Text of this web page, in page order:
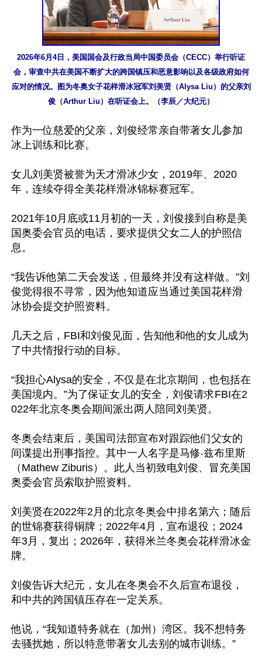
2026年6月4日，美国国会及行政当局中国委员会（CECC）举行听证
会，审查中共在美国不断扩大的跨国镇压和恶意影响以及各级政府如何
应对的情况。图为冬奥女子花样滑冰冠军刘美贤（Alysa Liu）的父亲刘
俊（Arthur Liu）在听证会上。（李辰／大纪元）
作为一位慈爱的父亲，刘俊经常亲自带著女儿参加
冰上训练和比赛。
女儿刘美贤被誉为天才滑冰少女，2019年、2020
年，连续夺得全美花样滑冰锦标赛冠军。
2021年10月底或11月初的一天，刘俊接到自称是美
国奥委会官员的电话，要求提供父女二人的护照信
息。
“我告诉他第二天会发送，但最终并没有这样做。”刘
俊觉得很不寻常，因为他知道应当通过美国花样滑
冰协会提交护照资料。
几天之后，FBI和刘俊见面，告知他和他的女儿成为
了中共情报行动的目标。
“我担心Alysa的安全，不仅是在北京期间，也包括在
美国境内。”为了保证女儿的安全，刘俊请求FBI在2
022年北京冬奥会期间派出两人陪同刘美贤。
冬奥会结束后，美国司法部宣布对跟踪他们父女的
间谍提出刑事指控。其中一人名字是马修‧兹布里斯
（Mathew Ziburis）。此人当初致电刘俊、冒充美国
奥委会官员索取护照资料。
刘美贤在2022年2月的北京冬奥会中排名第六；随后
的世锦赛获得铜牌；2022年4月，宣布退役；2024
年3月，复出；2026年，获得米兰冬奥会花样滑冰金
牌。
刘俊告诉大纪元，女儿在冬奥会不久后宣布退役，
和中共的跨国镇压存在一定关系。
他说，“我知道特务就在（加州）湾区。我不想特务
去骚扰她，所以特意带著女儿去别的城市训练。”